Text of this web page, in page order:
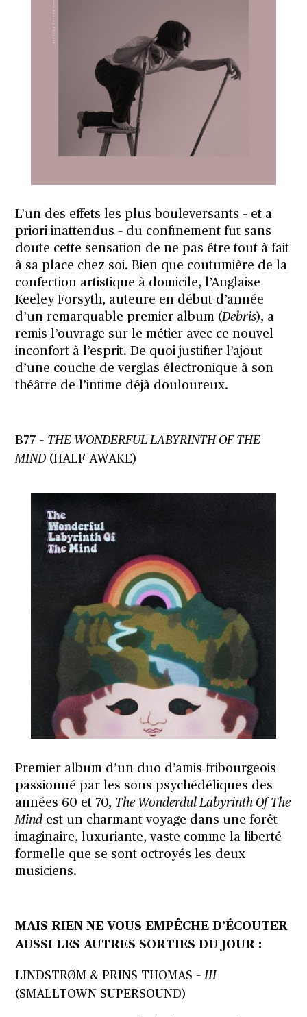
L’un des effets les plus bouleversants – et a
priori inattendus – du confinement fut sans
doute cette sensation de ne pas être tout à fait
à sa place chez soi. Bien que coutumière de la
confection artistique à domicile, l’Anglaise
Keeley Forsyth, auteure en début d’année
d’un remarquable premier album (Debris), a
remis l’ouvrage sur le métier avec ce nouvel
inconfort à l’esprit. De quoi justifier l’ajout
d’une couche de verglas électronique à son
théâtre de l’intime déjà douloureux.
B77 – THE WONDERFUL LABYRINTH OF THE
MIND (HALF AWAKE)
Premier album d’un duo d’amis fribourgeois
passionné par les sons psychédéliques des
années 60 et 70, The Wonderdul Labyrinth Of The
Mind est un charmant voyage dans une forêt
imaginaire, luxuriante, vaste comme la liberté
formelle que se sont octroyés les deux
musiciens.
MAIS RIEN NE VOUS EMPÊCHE D’ÉCOUTER
AUSSI LES AUTRES SORTIES DU JOUR :
LINDSTRØM & PRINS THOMAS –III
(SMALLTOWN SUPERSOUND)